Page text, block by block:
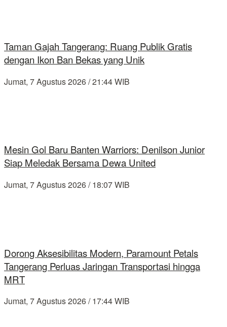
Taman Gajah Tangerang: Ruang Publik Gratis
dengan Ikon Ban Bekas yang Unik
Jumat, 7 Agustus 2026 / 21:44 WIB
Mesin Gol Baru Banten Warriors: Denilson Junior
Siap Meledak Bersama Dewa United
Jumat, 7 Agustus 2026 / 18:07 WIB
Dorong Aksesibilitas Modern, Paramount Petals
Tangerang Perluas Jaringan Transportasi hingga
MRT
Jumat, 7 Agustus 2026 / 17:44 WIB